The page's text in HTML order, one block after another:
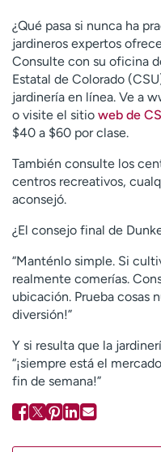
¿Qué pasa si nunca ha
jardineros expertos
Consulte con su oficina
Estatal de Colorado
jardinería en línea. Ve a
o visite el sitio web de
$40 a $60 por clase.
También consulte los
centros recreativos,
aconsejó.
¿El consejo final de
“Manténlo simple. Si
realmente comerías.
ubicación. Prueba cosas
diversión!”
Y si resulta que la
“¡siempre está el
fin de semana!”